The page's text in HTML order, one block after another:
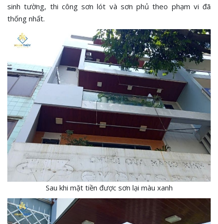
sinh tường, thi công sơn lót và sơn phủ theo phạm vi đã
thống nhất.
Sau khi mặt tiền được sơn lại màu xanh